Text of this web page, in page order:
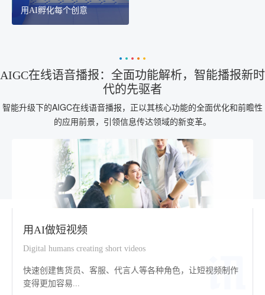
用AI孵化每个创意
AIGC在线语音播报：全面功能解析，智能播报新时
代的先驱者
智能升级下的AIGC在线语音播报，正以其核心功能的全面优化和前瞻性
的应用前景，引领信息传达领域的新变革。
用AI做短视频
Digital humans creating short videos
快速创建售货员、客服、代言人等各种角色，让短视频制作
变得更加容易...